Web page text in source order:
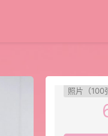
照片（100